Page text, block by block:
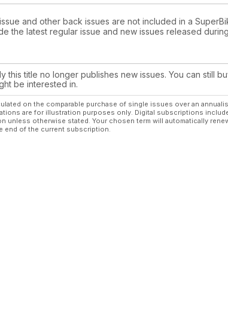
modern tartalom. Vajon kit ültettünk rá?
Scrambler
Az a lényeg, hogy jól néz ki!
R
and other back issues are not included in a
the latest regular issue and new issues released
this title no longer publishes new issues. You can still
be interested in.
on the comparable purchase of single issues over an
are for illustration purposes only. Digital subscriptions
unless otherwise stated. Your chosen term will automatically
end of the current subscription.